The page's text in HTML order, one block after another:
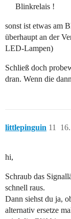
Blinkrelais !
sonst ist etwas am
überhaupt an der
LED-Lampen)
Schließ doch
dran. Wenn die
littlepinguin 11
hi,
Schraub das
schnell raus.
Dann siehst du ja,
alternativ ersetze